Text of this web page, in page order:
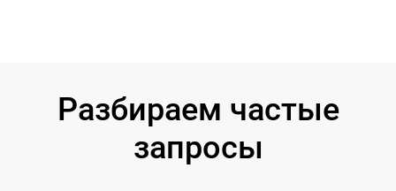
Разбираем частые
запросы